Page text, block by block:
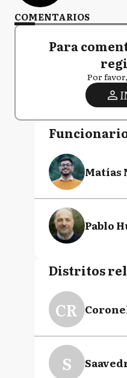
COMENTARIOS
Para
Por
Matías
Pablo
Distritos
CR
S